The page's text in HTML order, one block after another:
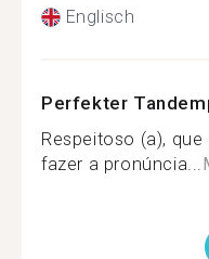
Englisch
Perfekter
Respeitoso (a),
fazer a pronúncia...